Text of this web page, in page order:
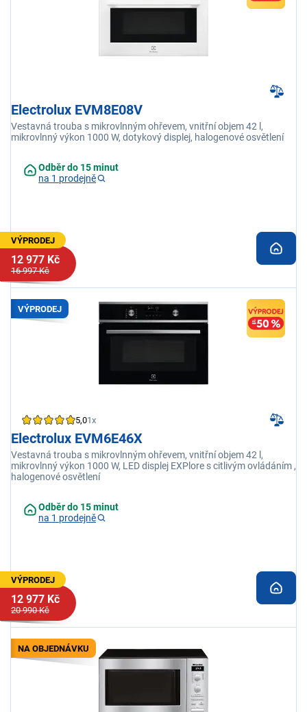
Electrolux EVM8E08V
Vestavná trouba s mikrovlnným ohřevem, vnitřní objem 42 l,
mikrovlnný výkon 1000 W, dotykový displej, halogenové osvětlení
Odběr do 15 minut
na 1 prodejně
VÝPRODEJ
12 977 Kč
16 997 Kč
VÝPRODEJ
5,01x
Electrolux EVM6E46X
Vestavná trouba s mikrovlnným ohřevem, vnitřní objem 42 l,
mikrovlnný výkon 1000 W, LED displej EXPlore s citlivým ovládáním ,
halogenové osvětlení
Odběr do 15 minut
na 1 prodejně
VÝPRODEJ
12 977 Kč
20 990 Kč
NA OBJEDNÁVKU